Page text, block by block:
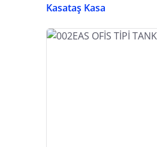
Kasataş Kasa